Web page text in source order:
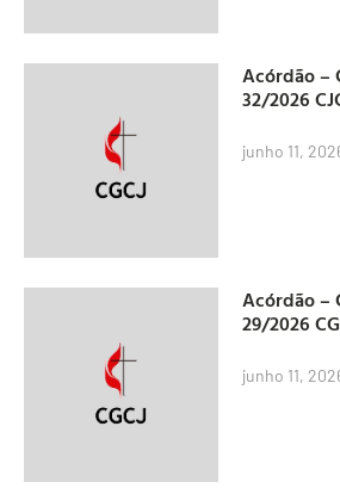
Acórdão –
32/2026
junho 11,
Acórdão –
29/2026
junho 11,